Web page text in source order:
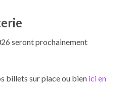
seront prochainement
billets sur place ou bien ici en